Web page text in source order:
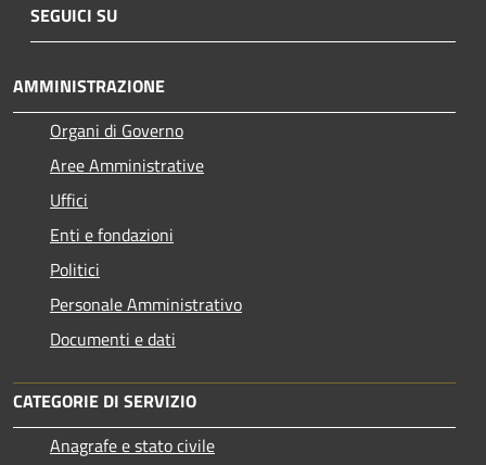
SEGUICI SU
AMMINISTRAZIONE
Organi di Governo
Aree Amministrative
Uffici
Enti e fondazioni
Politici
Personale Amministrativo
Documenti e dati
CATEGORIE DI SERVIZIO
Anagrafe e stato civile